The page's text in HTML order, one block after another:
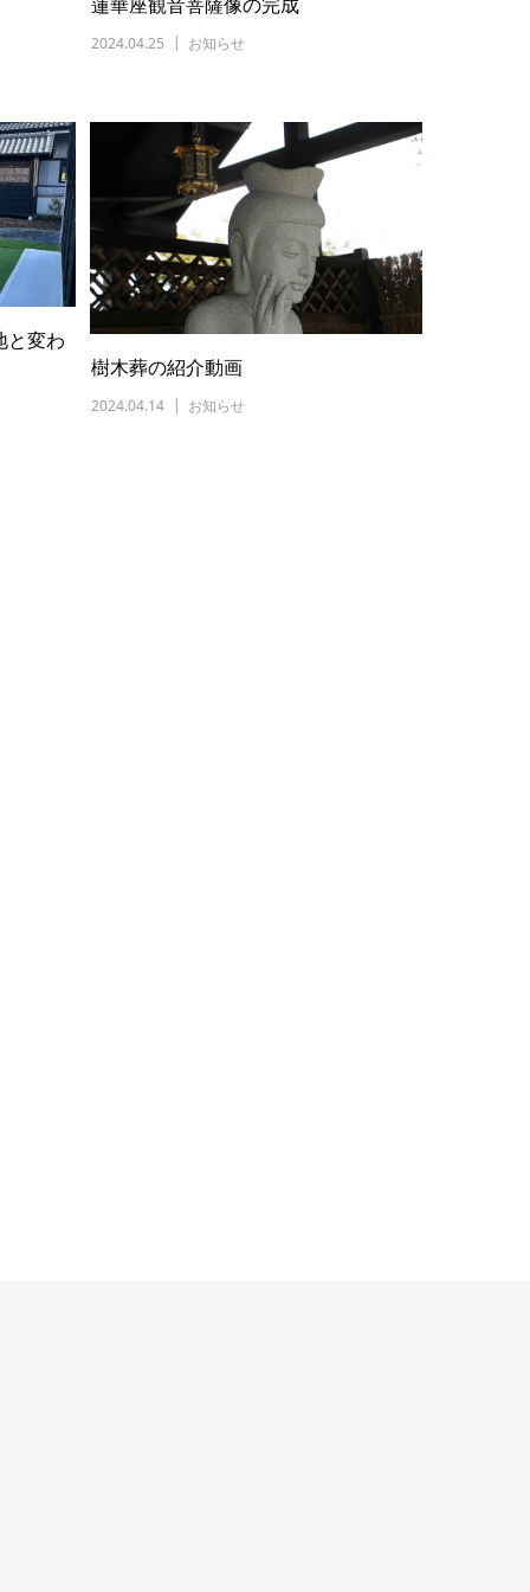
蓮華座観音菩薩像の完成
2024.04.25
お知らせ
と変わ
樹木葬の紹介動画
2024.04.14
お知らせ